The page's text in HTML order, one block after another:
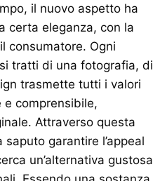
il nuovo aspetto ha
certa eleganza, con la
consumatore. Ogni
tratti di una fotografia, di
trasmette tutti i valori
e comprensibile,
Attraverso questa
garantire l’appeal
un’alternativa gustosa